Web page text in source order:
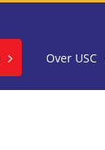
Over USC